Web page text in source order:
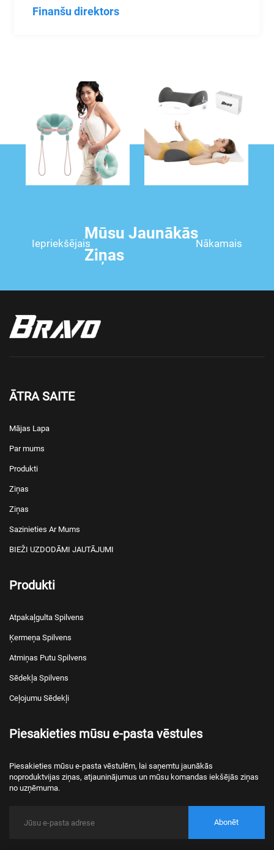
Finanšu direktors
Iepriekšējais
Mūsu Jaunākās
Ziņas
Nākamais
ĀTRA SAITE
Mājas Lapa
Par mums
Produkti
Ziņas
Ziņas
Sazinieties Ar Mums
BIEŽI UZDODĀMI JAUTĀJUMI
Produkti
Atpakaļgulta Spilvens
Ķermeņa Spilvens
Atmiņas Putu Spilvens
Sēdekļa Spilvens
Ceļojumu Sēdekļi
Piesakieties mūsu e-pasta vēstules
Piesakieties mūsu e-pasta vēstulēm, lai saņemtu jaunākās
noproduktvijas ziņas, atjauninājumus un mūsu komandas iekšējās ziņas
no uzņēmuma.
Abonēt